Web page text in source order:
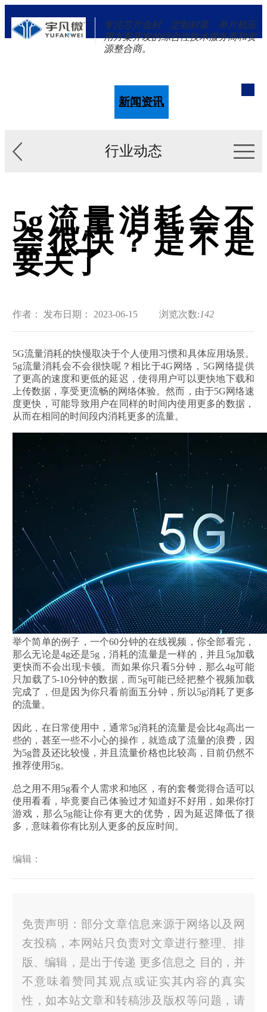
专注芯片合封、定制封装、单片机应
用方案开发的综合性技术服务商和资
源整合商。
新闻资讯
行业动态
5g流量消耗会不
会很快？是不是
要关了
作者： 发布日期： 2023-06-15 浏览次数:142
5G流量消耗的快慢取决于个人使用习惯和具体应用场景。
5g流量消耗会不会很快呢？相比于4G网络，5G网络提供
了更高的速度和更低的延迟，使得用户可以更快地下载和
上传数据，享受更流畅的网络体验。然而，由于5G网络速
度更快，可能导致用户在同样的时间内使用更多的数据，
从而在相同的时间段内消耗更多的流量。
举个简单的例子，一个60分钟的在线视频，你全部看完，
那么无论是4g还是5g，消耗的流量是一样的，并且5g加载
更快而不会出现卡顿。而如果你只看5分钟，那么4g可能
只加载了5-10分钟的数据，而5g可能已经把整个视频加载
完成了，但是因为你只看前面五分钟，所以5g消耗了更多
的流量。
因此，在日常使用中，通常5g消耗的流量是会比4g高出一
些的，甚至一些不小心的操作，就造成了流量的浪费，因
为5g普及还比较慢，并且流量价格也比较高，目前仍然不
推荐使用5g。
总之用不用5g看个人需求和地区，有的套餐觉得合适可以
使用看看，毕竟要自己体验过才知道好不好用，如果你打
游戏，那么5g能让你有更大的优势，因为延迟降低了很
多，意味着你有比别人更多的反应时间。
编辑：
免责声明：部分文章信息来源于网络以及网
友投稿，本网站只负责对文章进行整理、排
版、编辑，是出于传递 更多信息之 目的，并
不意味着赞同其观点或证实其内容的真实
性，如本站文章和转稿涉及版权等问题，请